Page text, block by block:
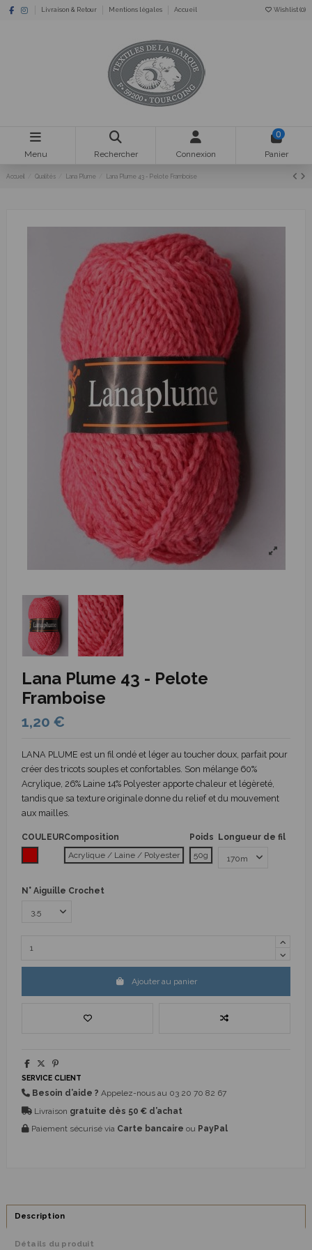
Livraison & Retour Mentions légales Accueil Wishlist (0)
Menu Rechercher Connexion
0
Panier
Accueil Qualités Lana Plume Lana Plume 43 - Pelote Framboise
Lana Plume 43 - Pelote
Framboise
1,20 €
LANA PLUME est un fil ondé et léger au toucher doux, parfait pour
créer des tricots souples et confortables. Son mélange 60%
Acrylique, 26% Laine 14% Polyester apporte chaleur et légèreté,
tandis que sa texture originale donne du relief et du mouvement
aux mailles.
COULEURComposition
Acrylique / Laine / Polyester
Poids
50g
Longueur de fil
N° Aiguille Crochet
Ajouter au panier
SERVICE CLIENT
Besoin d’aide ? Appelez-nous au 03 20 70 82 67
Livraison gratuite dès 50 € d’achat
Paiement sécurisé via Carte bancaire ou PayPal
Description
Détails du produit